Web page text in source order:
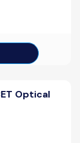
Optical